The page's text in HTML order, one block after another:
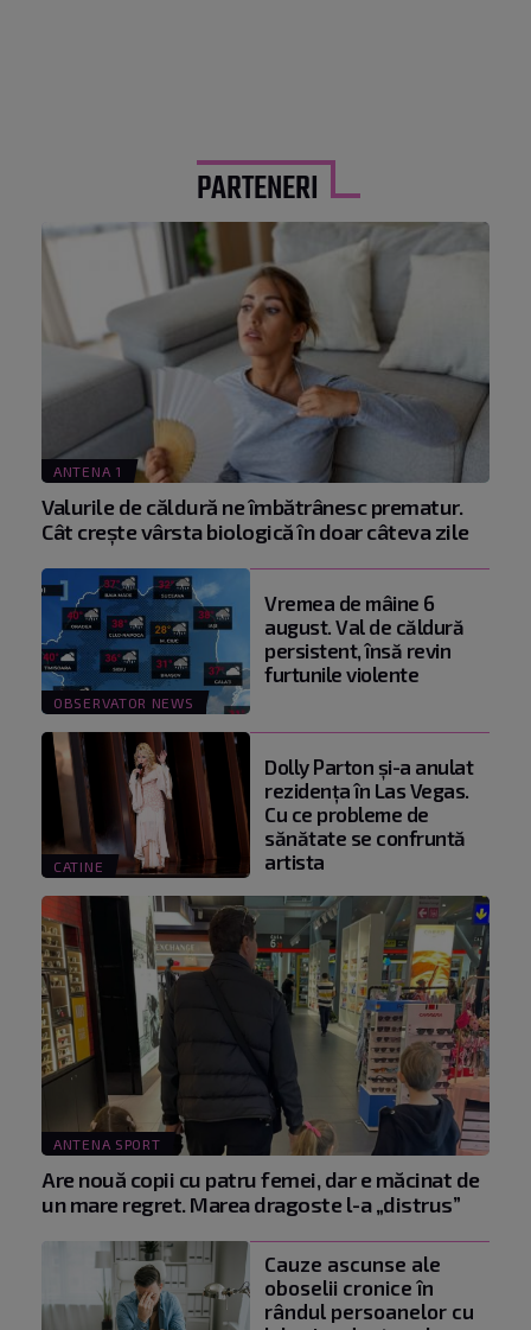
PARTENERI
ANTENA 1
Valurile de căldură ne îmbătrânesc prematur.
Cât crește vârsta biologică în doar câteva zile
OBSERVATOR NEWS
Vremea de mâine 6
august. Val de căldură
persistent, însă revin
furtunile violente
CATINE
Dolly Parton și-a anulat
rezidența în Las Vegas.
Cu ce probleme de
sănătate se confruntă
artista
ANTENA SPORT
Are nouă copii cu patru femei, dar e măcinat de
un mare regret. Marea dragoste l-a „distrus”
Cauze ascunse ale
oboselii cronice în
rândul persoanelor cu